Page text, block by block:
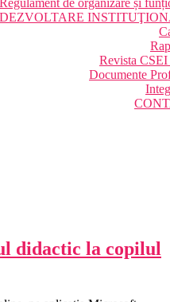
Regulament de organizare și
Revista
Documente
didactic la copilul